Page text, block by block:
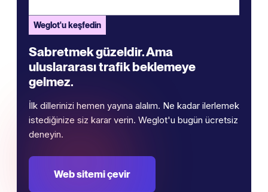
Weglot'u keşfedin
Sabretmek güzeldir. Ama
uluslararası trafik beklemeye
gelmez.
İlk dillerinizi hemen yayına alalım. Ne kadar ilerlemek
istediğinize siz karar verin. Weglot'u bugün ücretsiz
deneyin.
Web sitemi çevir